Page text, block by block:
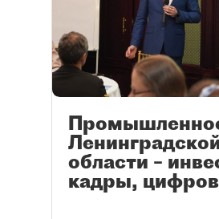
области –
кадры,